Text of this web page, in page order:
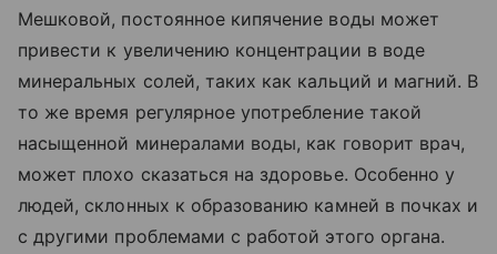
Мешковой, постоянное кипячение воды может
привести к увеличению концентрации в воде
минеральных солей, таких как кальций и магний. В
то же время регулярное употребление такой
насыщенной минералами воды, как говорит врач,
может плохо сказаться на здоровье. Особенно у
людей, склонных к образованию камней в почках и
с другими проблемами с работой этого органа.